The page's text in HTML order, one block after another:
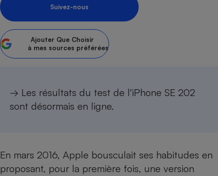
Suivez-nous
Ajouter Que Choisir
à mes sources préférées
→ Les résultats du test de l'iPhone SE 202
sont désormais en ligne.
En mars 2016, Apple bousculait ses habitudes en
proposant, pour la première fois, une version
Banque
Comparateur auto
Informatique
Internet
Téléviseur
Sécurité domestique